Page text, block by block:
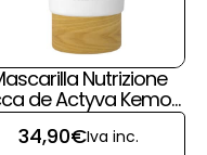
Nutrizione
de Actyva Kemon
pelucas y prótesis
capilares
34,90€Iva inc.